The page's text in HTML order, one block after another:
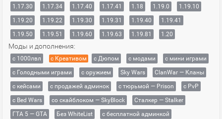
1.17.30
1.17.34 1.17.40 1.17.41 1.18 1.19.0
1.19.10
1.19.20
1.19.22 1.19.30 1.19.31 1.19.40
1.19.41
1.19.50
1.19.51 1.19.60 1.19.63 1.19.81 1.20
Моды и дополнения:
с 1000лвл c Креативом с Дюпом с модами
с мини играми
с Голодными играми
с оружием Sky Wars
ClanWar — Кланы
с кейсами
с продажей админок с тюрьмой — Prison
с PvP
с Bed Wars
со скайблоком — SkyBlock
Сталкер — Stalker
ГТА 5 — GTA
Без WhiteList
с бесплатной админкой